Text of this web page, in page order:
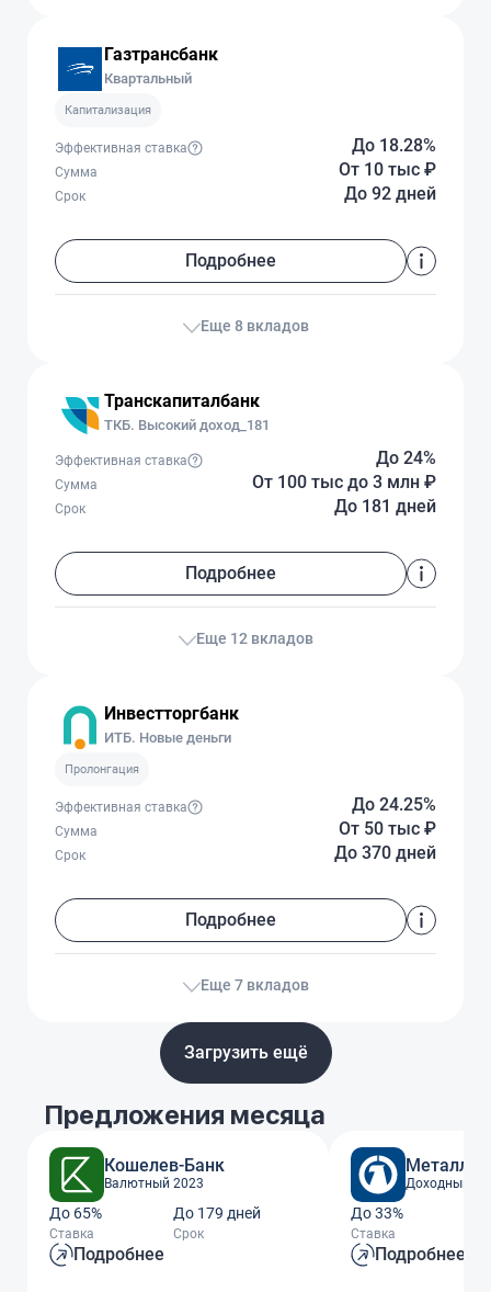
Газтрансбанк
Квартальный
Капитализация
До 18.28%
Эффективная ставка
От 10 тыс ₽
Сумма
До 92 дней
Срок
Подробнее
Еще 8 вкладов
Транскапиталбанк
ТКБ. Высокий доход_181
До 24%
Эффективная ставка
От 100 тыс до 3 млн ₽
Сумма
До 181 дней
Срок
Подробнее
Еще 12 вкладов
Инвестторгбанк
ИТБ. Новые деньги
Пролонгация
До 24.25%
Эффективная ставка
От 50 тыс ₽
Сумма
До 370 дней
Срок
Подробнее
Еще 7 вкладов
Загрузить ещё
Предложения месяца
Кошелев-Банк
Валютный 2023
До 65%
Ставка
До 179 дней
Срок
Подробнее
Доходный
До 33%
Ставка
Подробнее